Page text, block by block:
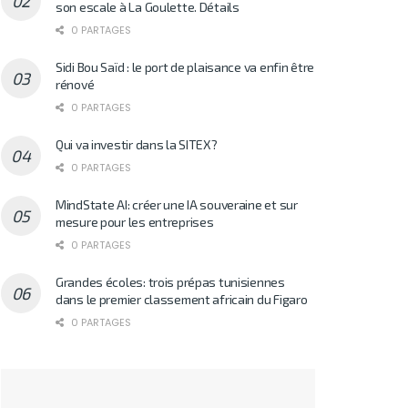
son escale à La Goulette. Détails
0 PARTAGES
Sidi Bou Saïd : le port de plaisance va enfin être
rénové
0 PARTAGES
Qui va investir dans la SITEX?
0 PARTAGES
MindState AI: créer une IA souveraine et sur
mesure pour les entreprises
0 PARTAGES
Grandes écoles: trois prépas tunisiennes
dans le premier classement africain du Figaro
0 PARTAGES